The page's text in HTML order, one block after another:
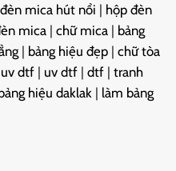
mica hút nổi | hộp đèn
mica | chữ mica | bảng
| bảng hiệu đẹp | chữ tòa
dtf | uv dtf | dtf | tranh
hiệu daklak | làm bảng